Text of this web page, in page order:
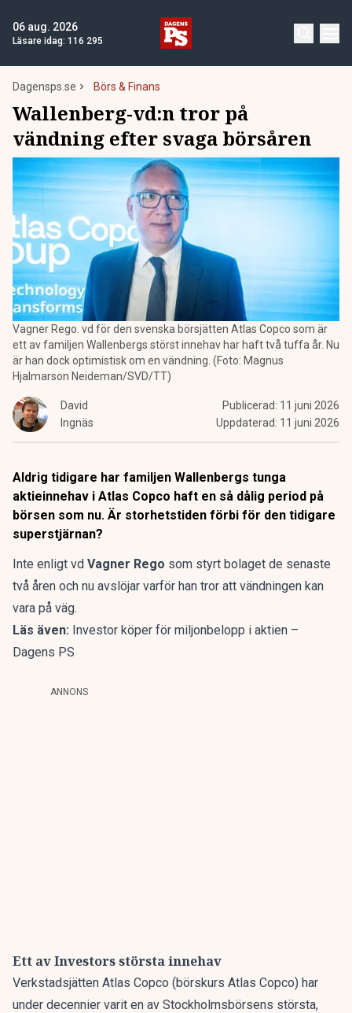
06 aug. 2026
Läsare idag: 116 295
Dagensps.se Börs & Finans
Wallenberg-vd:n tror på
vändning efter svaga börsåren
Vagner Rego. vd för den svenska börsjätten Atlas Copco som är
ett av familjen Wallenbergs störst innehav har haft två tuffa år. Nu
är han dock optimistisk om en vändning. (Foto: Magnus
Hjalmarson Neideman/SVD/TT)
David
Ingnäs
Publicerad: 11 juni 2026
Uppdaterad: 11 juni 2026
Aldrig tidigare har familjen Wallenbergs tunga
aktieinnehav i Atlas Copco haft en så dålig period på
börsen som nu. Är storhetstiden förbi för den tidigare
superstjärnan?
Inte enligt vd Vagner Rego som styrt bolaget de senaste
två åren och nu avslöjar varför han tror att vändningen kan
vara på väg.
Läs även: Investor köper för miljonbelopp i aktien –
Dagens PS
ANNONS
Ett av Investors största innehav
Verkstadsjätten Atlas Copco (börskurs Atlas Copco) har
under decennier varit en av Stockholmsbörsens största,